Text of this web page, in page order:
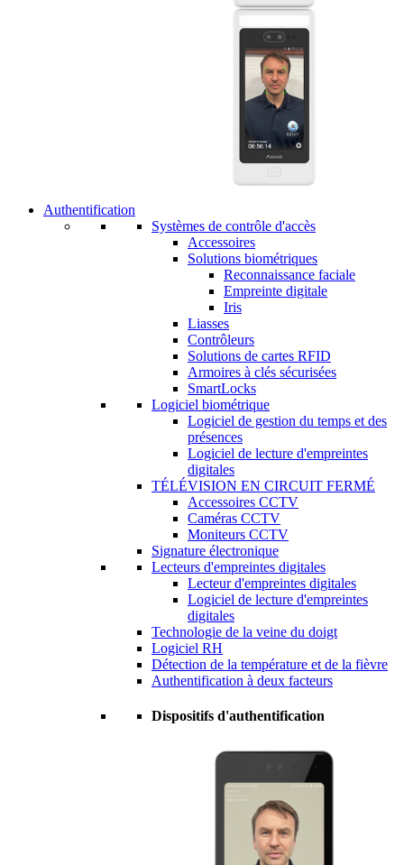
Authentification
Systèmes de contrôle d'accès
Accessoires
Solutions biométriques
Reconnaissance faciale
Empreinte digitale
Iris
Liasses
Contrôleurs
Solutions de cartes RFID
Armoires à clés sécurisées
SmartLocks
Logiciel biométrique
Logiciel de gestion du temps et des
présences
Logiciel de lecture d'empreintes
digitales
TÉLÉVISION EN CIRCUIT FERMÉ
Accessoires CCTV
Caméras CCTV
Moniteurs CCTV
Signature électronique
Lecteurs d'empreintes digitales
Lecteur d'empreintes digitales
Logiciel de lecture d'empreintes
digitales
Technologie de la veine du doigt
Logiciel RH
Détection de la température et de la fièvre
Authentification à deux facteurs
Dispositifs d'authentification